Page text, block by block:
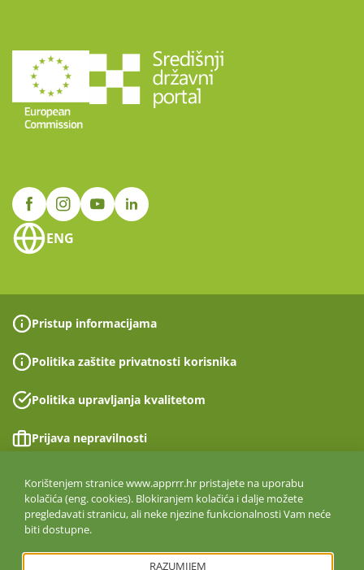
ENG
Pristup informacijama
Politika zaštite privatnosti korisnika
Politika upravljanja kvalitetom
Prijava nepravilnosti
Izjava o pristupačnosti
Politika informacijske sigurnosti
ISO 27001:2022
Korištenjem stranice www.apprrr.hr pristajete na uporabu
kolačića (eng. cookies). Blokiranjem kolačića i dalje možete
pregledavati stranicu, ali neke njezine funkcionalnosti Vam neće
biti dostupne.
RAZUMIJEM